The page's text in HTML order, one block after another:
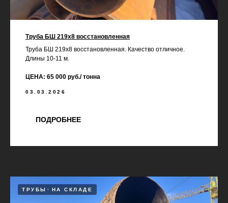
Труба БШ 219х8 восстановленная
Труба БШ 219х8 восстановленная. Качество отличное.
Длины 10-11 м.
ЦЕНА: 65 000 руб./ тонна
03.03.2026
ПОДРОБНЕЕ
ТРУБЫ НА СКЛАДЕ